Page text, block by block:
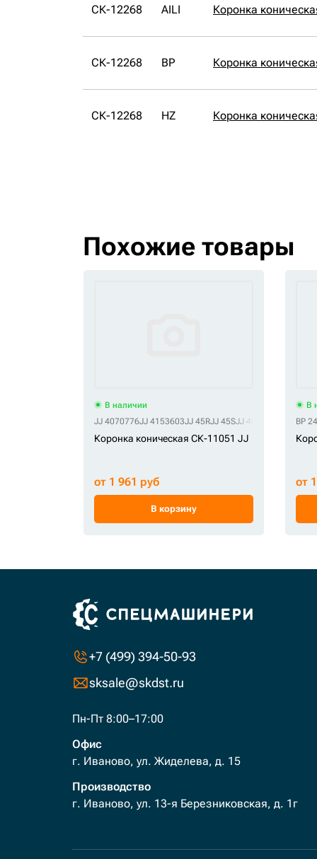
СК-12268 AILI Коронка
СК-12268 BP Коронка
СК-12268 HZ Коронка
Похожие товары
В наличии
JJ 4070776JJ 4153603JJ 45RJJ 45SJJ 4613846
Коронка коническая СК-11051 JJ
от 1 961 руб
В корзину
В
BP
от
+7 (499) 394-50-93
sksale@skdst.ru
Пн-Пт 8:00–17:00
Офис
г. Иваново, ул. Жиделева, д. 15
Производство
г. Иваново, ул. 13-я Березниковская, д. 1г